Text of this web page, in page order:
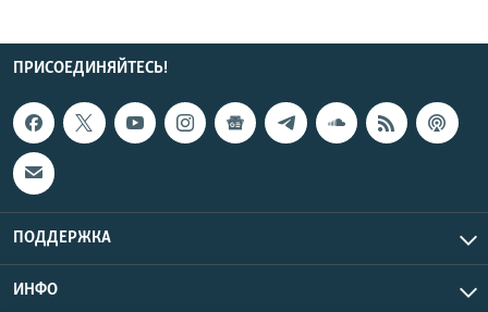
ПРИСОЕДИНЯЙТЕСЬ!
ПОДДЕРЖКА
ИНФО